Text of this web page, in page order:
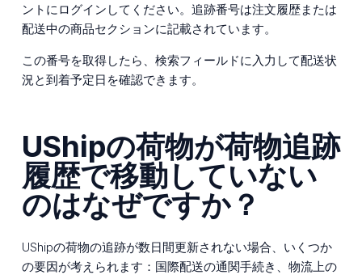
ントにログインしてください。追跡番号は注文履歴または
配送中の商品セクションに記載されています。
この番号を取得したら、検索フィールドに入力して配送状
況と到着予定日を確認できます。
UShipの荷物が荷物追跡
履歴で移動していない
のはなぜですか？
UShipの荷物の追跡が数日間更新されない場合、いくつか
の要因が考えられます：国際配送の通関手続き、物流上の